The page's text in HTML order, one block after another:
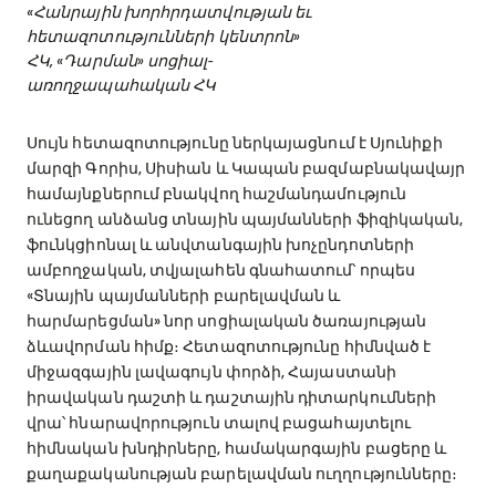
«Հանրային խորհրդատվության եւ
հետազոտությունների կենտրոն»
ՀԿ, «Դարման» սոցիալ-
առողջապահական ՀԿ
Սույն հետազոտությունը ներկայացնում է Սյունիքի
մարզի Գորիս, Սիսիան և Կապան բազմաբնակավայր
համայնքներում բնակվող հաշմանդամություն
ունեցող անձանց տնային պայմանների ֆիզիկական,
ֆունկցիոնալ և անվտանգային խոչընդոտների
ամբողջական, տվյալահեն գնահատում՝ որպես
«Տնային պայմանների բարելավման և
հարմարեցման» նոր սոցիալական ծառայության
ձևավորման հիմք։ Հետազոտությունը հիմնված է
միջազգային լավագույն փորձի, Հայաստանի
իրավական դաշտի և դաշտային դիտարկումների
վրա՝ հնարավորություն տալով բացահայտելու
հիմնական խնդիրները, համակարգային բացերը և
քաղաքականության բարելավման ուղղությունները։